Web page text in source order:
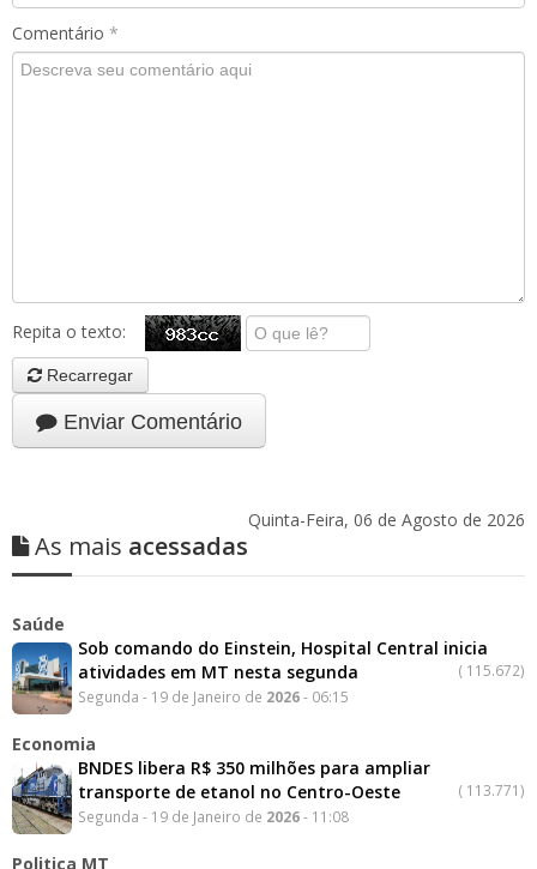
Comentário *
Repita o texto:
Recarregar
Enviar Comentário
Quinta-Feira, 06 de Agosto de 2026
As mais acessadas
Saúde
Sob comando do Einstein, Hospital Central inicia
atividades em MT nesta segunda
( 115.672)
Segunda - 19 de Janeiro de 2026- 06:15
Economia
BNDES libera R$ 350 milhões para ampliar
transporte de etanol no Centro-Oeste
( 113.771)
Segunda - 19 de Janeiro de 2026- 11:08
Politica MT